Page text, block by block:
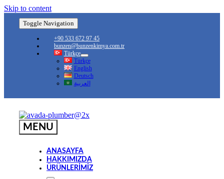
Skip to content
Toggle Navigation
+90 533 672 97 45
bunzen@bunzenkimya.com.tr
Türkçe
Türkçe
English
Deutsch
العربية
MENU
ANASAYFA
HAKKIMIZDA
ÜRÜNLERİMİZ